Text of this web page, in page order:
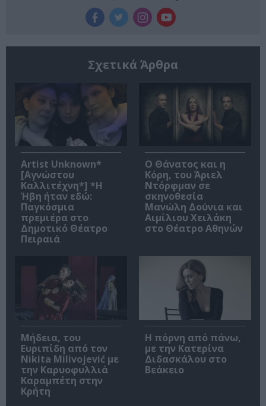
Σχετικά Άρθρα
Artist Unknown*
[Αγνώστου
Καλλιτέχνη*] *Η
Ήβη ήταν εδώ:
Παγκόσμια
πρεμιέρα στο
Δημοτικό Θέατρο
Πειραιά
Ο Θάνατος και η
Κόρη, του Άριελ
Ντόρφμαν σε
σκηνοθεσία
Μανώλη Δούνια και
Αιμίλιου Χειλάκη
στο Θέατρο Αθηνών
Μήδεια, του
Ευριπίδη από τον
Nikita Milivojević με
την Καρυοφυλλιά
Καραμπέτη στην
Κρήτη
Η πόρνη από πάνω,
με την Κατερίνα
Διδασκάλου στο
Βεάκειο